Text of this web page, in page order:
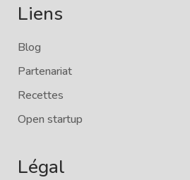
Liens
Blog
Partenariat
Recettes
Open startup
Légal